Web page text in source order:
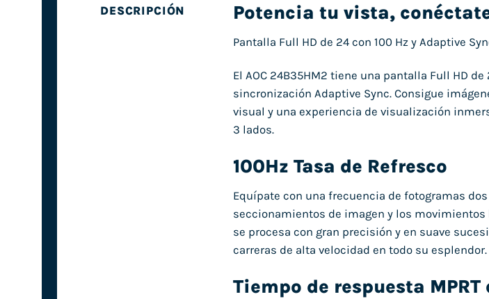
DESCRIPCIÓN Potencia tu vista,
Pantalla Full HD de 24 con 100 Hz y Adaptive
El AOC 24B35HM2 tiene una pantalla Full HD
sincronización Adaptive Sync. Consigue
visual y una experiencia de visualización
3 lados.
100Hz Tasa de Refresco
Equípate con una frecuencia de fotogramas
seccionamientos de imagen y los movimientos
se procesa con gran precisión y en suave
carreras de alta velocidad en todo su esplendor.
Tiempo de respuesta MPRT